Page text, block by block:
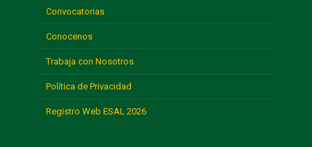
Convocatorias
Conocenos
Trabaja con Nosotros
Política de Privacidad
Registro Web ESAL 2026